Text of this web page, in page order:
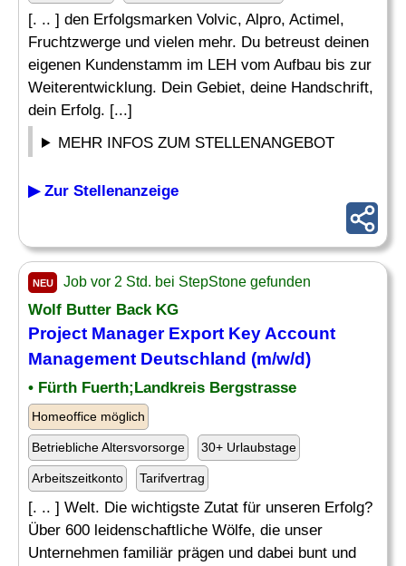
[. .. ] den Erfolgsmarken Volvic, Alpro, Actimel,
Fruchtzwerge und vielen mehr. Du betreust deinen
eigenen Kundenstamm im LEH vom Aufbau bis zur
Weiterentwicklung. Dein Gebiet, deine Handschrift,
dein Erfolg. [...]
MEHR INFOS ZUM STELLENANGEBOT
▶ Zur Stellenanzeige
NEU Job vor 2 Std. bei StepStone gefunden
Wolf Butter Back KG
Project ManagerExport Key Account
Management Deutschland (m/w/d)
• Fürth Fuerth;Landkreis Bergstrasse
Homeoffice möglich
Betriebliche Altersvorsorge 30+ Urlaubstage
Arbeitszeitkonto Tarifvertrag
[. .. ] Welt. Die wichtigste Zutat für unseren Erfolg?
Über 600 leidenschaftliche Wölfe, die unser
Unternehmen familiär prägen und dabei bunt und